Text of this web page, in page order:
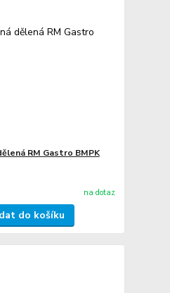
RM Gastro BMPK
na dotaz
do košíku